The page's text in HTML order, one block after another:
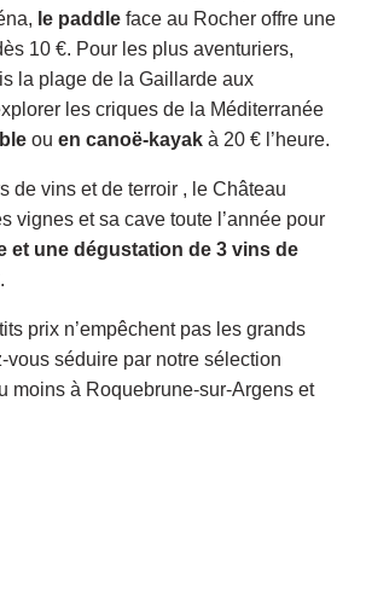
le paddle face au Rocher offre une
10 €. Pour les plus aventuriers,
la plage de la Gaillarde aux
les criques de la Méditerranée
ou en canoë-kayak à 20 € l’heure.
de vins et de terroir , le Château
vignes et sa cave toute l’année pour
et une dégustation de 3 vins de
prix n’empêchent pas les grands
vous séduire par notre sélection
moins à Roquebrune-sur-Argens et